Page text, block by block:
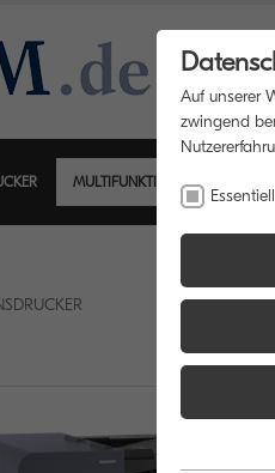
MULTIFUNKTIONSDRUCKER
Auf unserer
zwingend
Essentiell